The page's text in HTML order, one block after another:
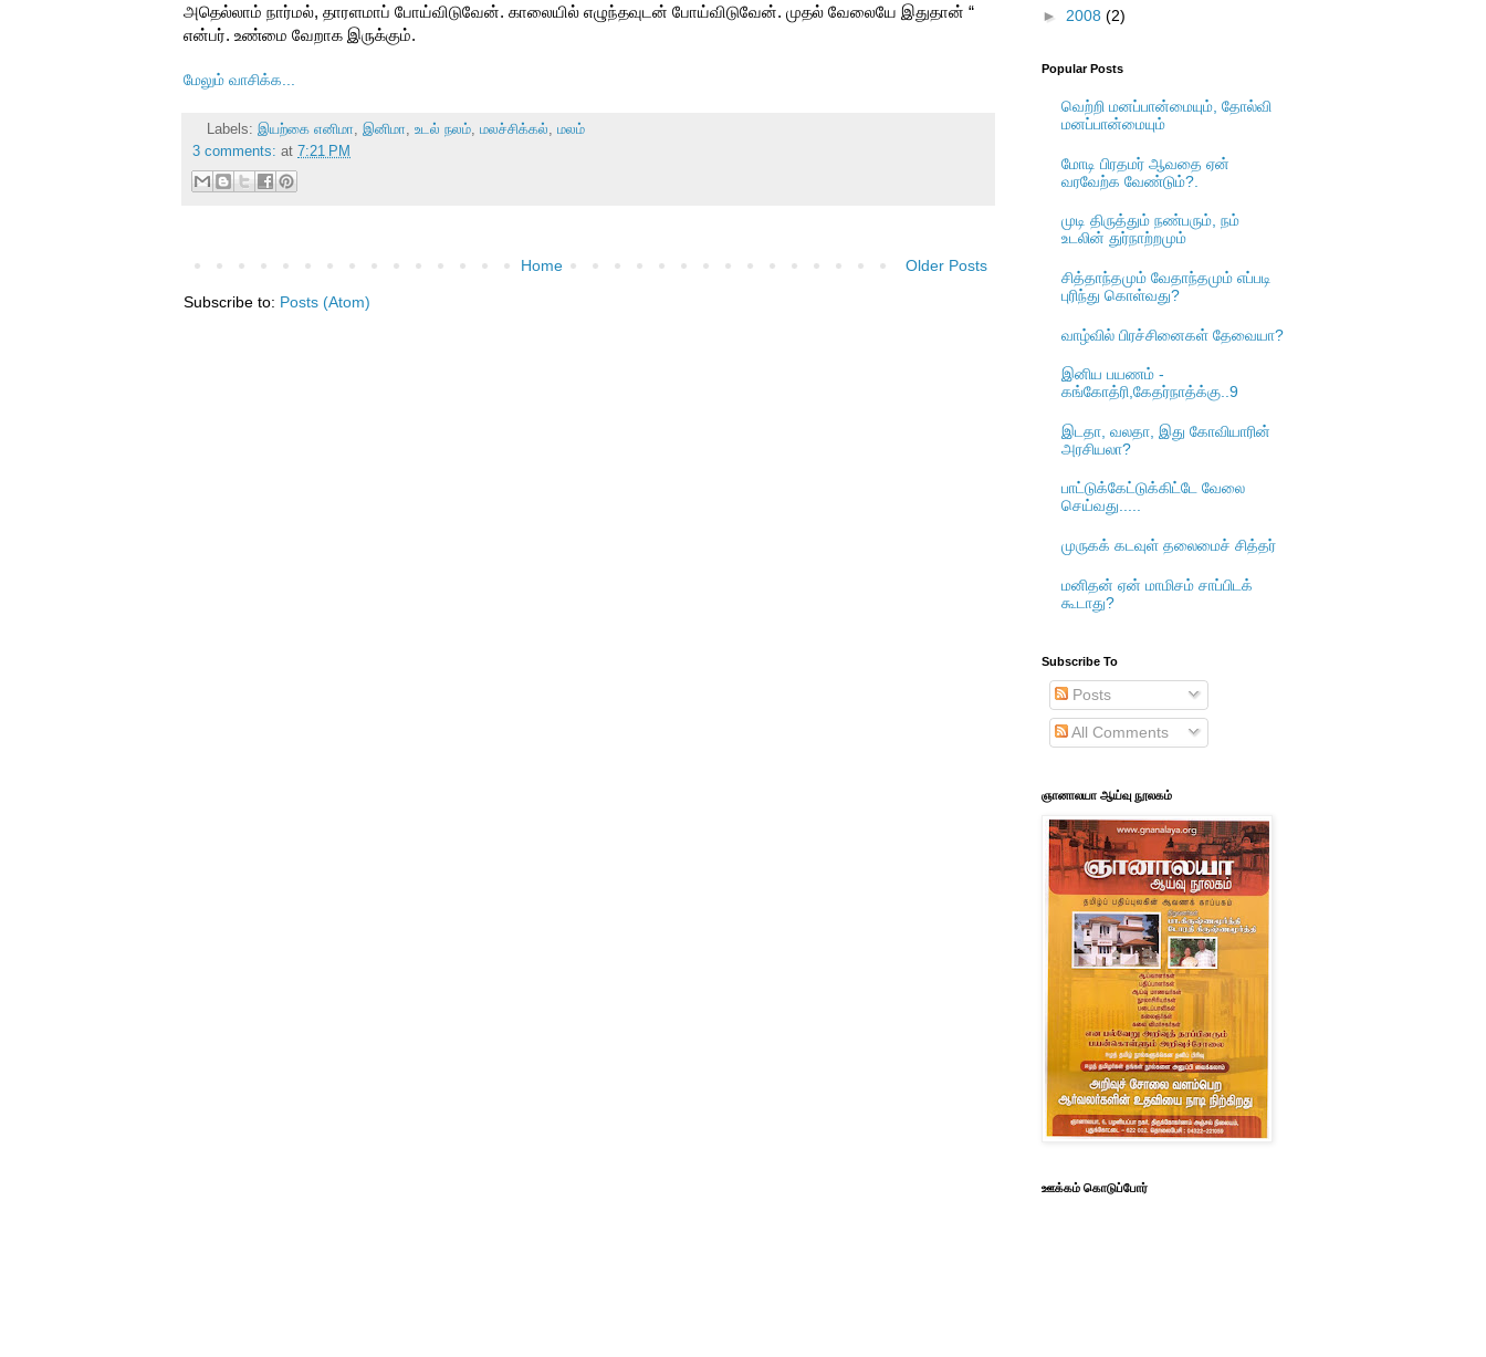
அதெல்லாம் நார்மல், தாரளமாப் போய்விடுவேன். காலையில் எழுந்தவுடன் போய்விடுவேன். முதல் வேலையே இதுதான் “
என்பர். உண்மை வேறாக இருக்கும்.
மேலும் வாசிக்க...
Labels: இயற்கை எனிமா, இனிமா, உடல் நலம், மலச்சிக்கல், மலம்
3 comments: at 7:21 PM
Older Posts
Home
Subscribe to: Posts (Atom)
► 2008 (2)
Popular Posts
வெற்றி மனப்பான்மையும், தோல்வி
மனப்பான்மையும்
மோடி பிரதமர் ஆவதை ஏன்
வரவேற்க வேண்டும்?.
முடி திருத்தும் நண்பரும், நம்
உடலின் துர்நாற்றமும்
சித்தாந்தமும் வேதாந்தமும் எப்படி
புரிந்து கொள்வது?
வாழ்வில் பிரச்சினைகள் தேவையா?
இனிய பயணம் -
கங்கோத்ரி,கேதர்நாத்க்கு..9
இடதா, வலதா, இது கோவியாரின்
அரசியலா?
பாட்டுக்கேட்டுக்கிட்டே வேலை
செய்வது.....
முருகக் கடவுள் தலைமைச் சித்தர்
மனிதன் ஏன் மாமிசம் சாப்பிடக்
கூடாது?
Subscribe To
Posts
All Comments
ஞானாலயா ஆய்வு நூலகம்
ஊக்கம் கொடுப்போர்